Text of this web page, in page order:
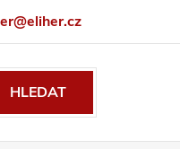
Specialista na Bordeaux
HLEDAT